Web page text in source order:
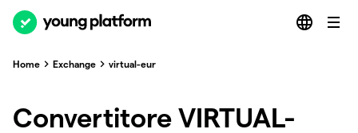
Home Exchange virtual-eur
Convertitore VIRTUAL-